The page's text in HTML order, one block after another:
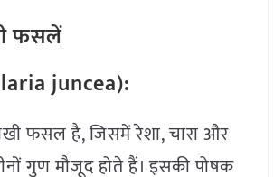
फसलें
juncea):
फसल है, जिसमें रेशा, चारा और
गुण मौजूद होते हैं। इसकी पोषक